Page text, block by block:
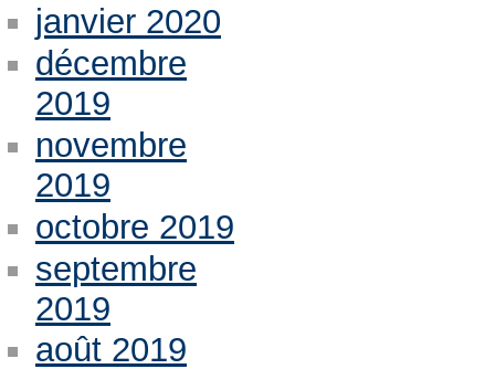
janvier 2020
décembre
2019
novembre
2019
octobre 2019
septembre
2019
août 2019